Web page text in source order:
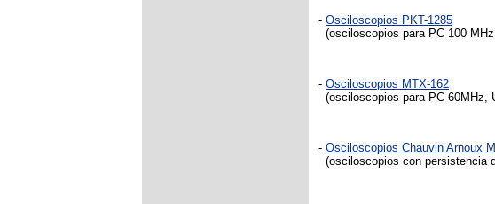
- Osciloscopios PKT-1285
(osciloscopios para PC 100
- Osciloscopios MTX-162
(osciloscopios para PC 60MHz,
- Osciloscopios Chauvin Arnoux
(osciloscopios con persistencia